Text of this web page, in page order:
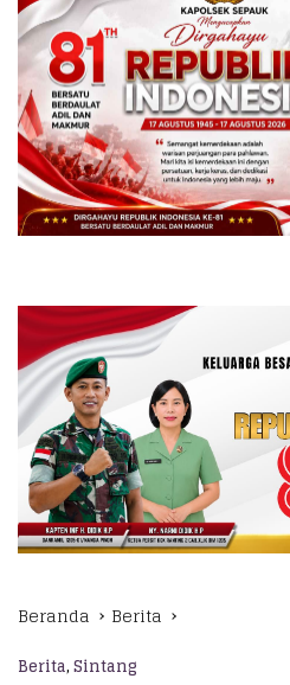
Beranda Berita
Berita,Sintang